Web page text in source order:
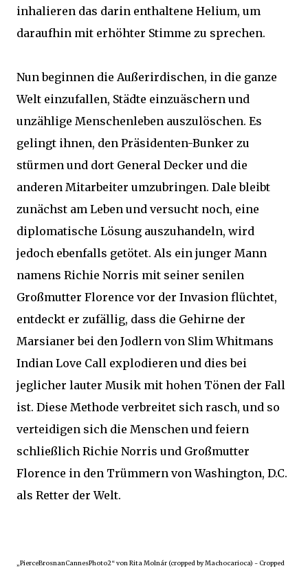
inhalieren das darin enthaltene Helium, um
daraufhin mit erhöhter Stimme zu sprechen.
Nun beginnen die Außerirdischen, in die ganze
Welt einzufallen, Städte einzuäschern und
unzählige Menschenleben auszulöschen. Es
gelingt ihnen, den Präsidenten-Bunker zu
stürmen und dort General Decker und die
anderen Mitarbeiter umzubringen. Dale bleibt
zunächst am Leben und versucht noch, eine
diplomatische Lösung auszuhandeln, wird
jedoch ebenfalls getötet. Als ein junger Mann
namens Richie Norris mit seiner senilen
Großmutter Florence vor der Invasion flüchtet,
entdeckt er zufällig, dass die Gehirne der
Marsianer bei den Jodlern von Slim Whitmans
Indian Love Call explodieren und dies bei
jeglicher lauter Musik mit hohen Tönen der Fall
ist. Diese Methode verbreitet sich rasch, und so
verteidigen sich die Menschen und feiern
schließlich Richie Norris und Großmutter
Florence in den Trümmern von Washington, D.C.
als Retter der Welt.
„PierceBrosnanCannesPhoto2“ von Rita Molnár (cropped by Machocarioca) - Cropped